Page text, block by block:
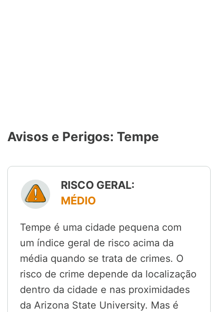
Avisos e Perigos: Tempe
RISCO GERAL:
MÉDIO
Tempe é uma cidade pequena com
um índice geral de risco acima da
média quando se trata de crimes. O
risco de crime depende da localização
dentro da cidade e nas proximidades
da Arizona State University. Mas é